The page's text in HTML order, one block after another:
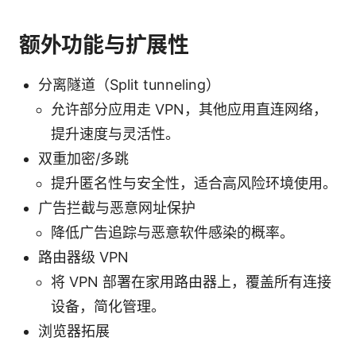
额外功能与扩展性
分离隧道（Split tunneling）
允许部分应用走 VPN，其他应用直连网络，
提升速度与灵活性。
双重加密/多跳
提升匿名性与安全性，适合高风险环境使用。
广告拦截与恶意网址保护
降低广告追踪与恶意软件感染的概率。
路由器级 VPN
将 VPN 部署在家用路由器上，覆盖所有连接
设备，简化管理。
浏览器拓展